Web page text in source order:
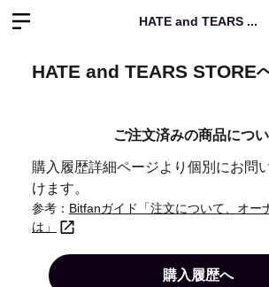
HATE and TEARS ...
ご注文済みの商品につ
購入履歴詳細ページより個別にお問
けます。
参考： Bitfanガイド「注文について、オー
は」
購入履歴へ